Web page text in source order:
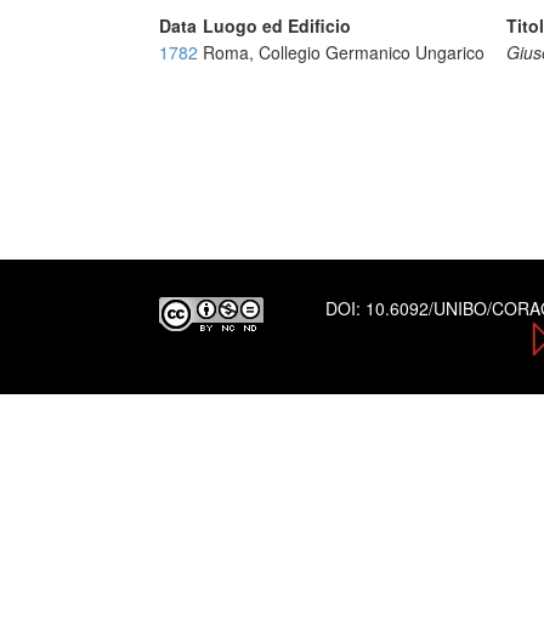
Data Luogo ed Edificio
1782 Roma, Collegio Germanico Ungarico
DOI: 10.6092/UNIBO/